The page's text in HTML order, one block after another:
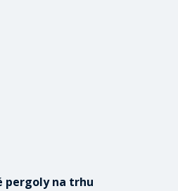
pergoly na trhu